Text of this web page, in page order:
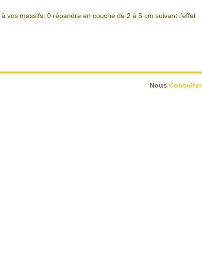
vos massifs. 0 répandre en couche de 2 à 5 cm suivant l'effet
Nous Consulter